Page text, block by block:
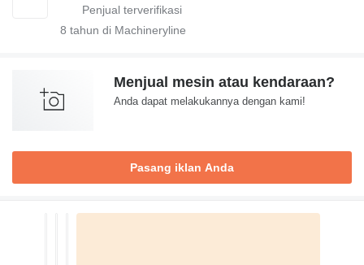
8 tahun di Machineryline
Menjual mesin atau kendaraan?
Anda dapat melakukannya dengan kami!
Pasang iklan Anda